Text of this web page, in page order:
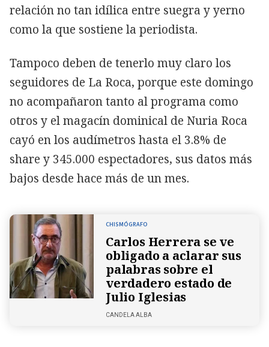
relación no tan idílica entre suegra y yerno
como la que sostiene la periodista.
Tampoco deben de tenerlo muy claro los
seguidores de La Roca, porque este domingo
no acompañaron tanto al programa como
otros y el magacín dominical de Nuria Roca
cayó en los audímetros hasta el 3.8% de
share y 345.000 espectadores, sus datos más
bajos desde hace más de un mes.
CHISMÓGRAFO
Carlos Herrera se ve
obligado a aclarar sus
palabras sobre el
verdadero estado de
Julio Iglesias
CANDELA ALBA